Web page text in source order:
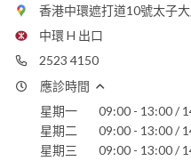
香港港安醫院 - 司徒拔道
明德國際醫院
聖保祿醫院
香港中環遮打道10號太子
中環 H 出口
2523 4150
應診時間
星期一
09:00 - 13:00 /
星期二
09:00 - 13:00 /
星期三
09:00 - 13:00 /